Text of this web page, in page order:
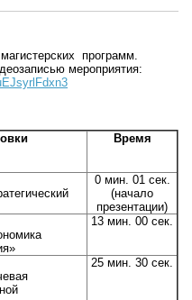
программ.
мероприятия:
Время
0 мин. 01 сек.
(начало
презентации)
13 мин. 00 сек.
25 мин. 30 сек.